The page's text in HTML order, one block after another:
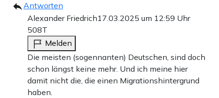
Antworten
Alexander Friedrich17.03.2025 um 12:59 Uhr
508T
Melden
Die meisten (sogennanten) Deutschen, sind doch
schon längst keine mehr. Und ich meine hier
damit nicht die, die einen Migrationshintergrund
haben.